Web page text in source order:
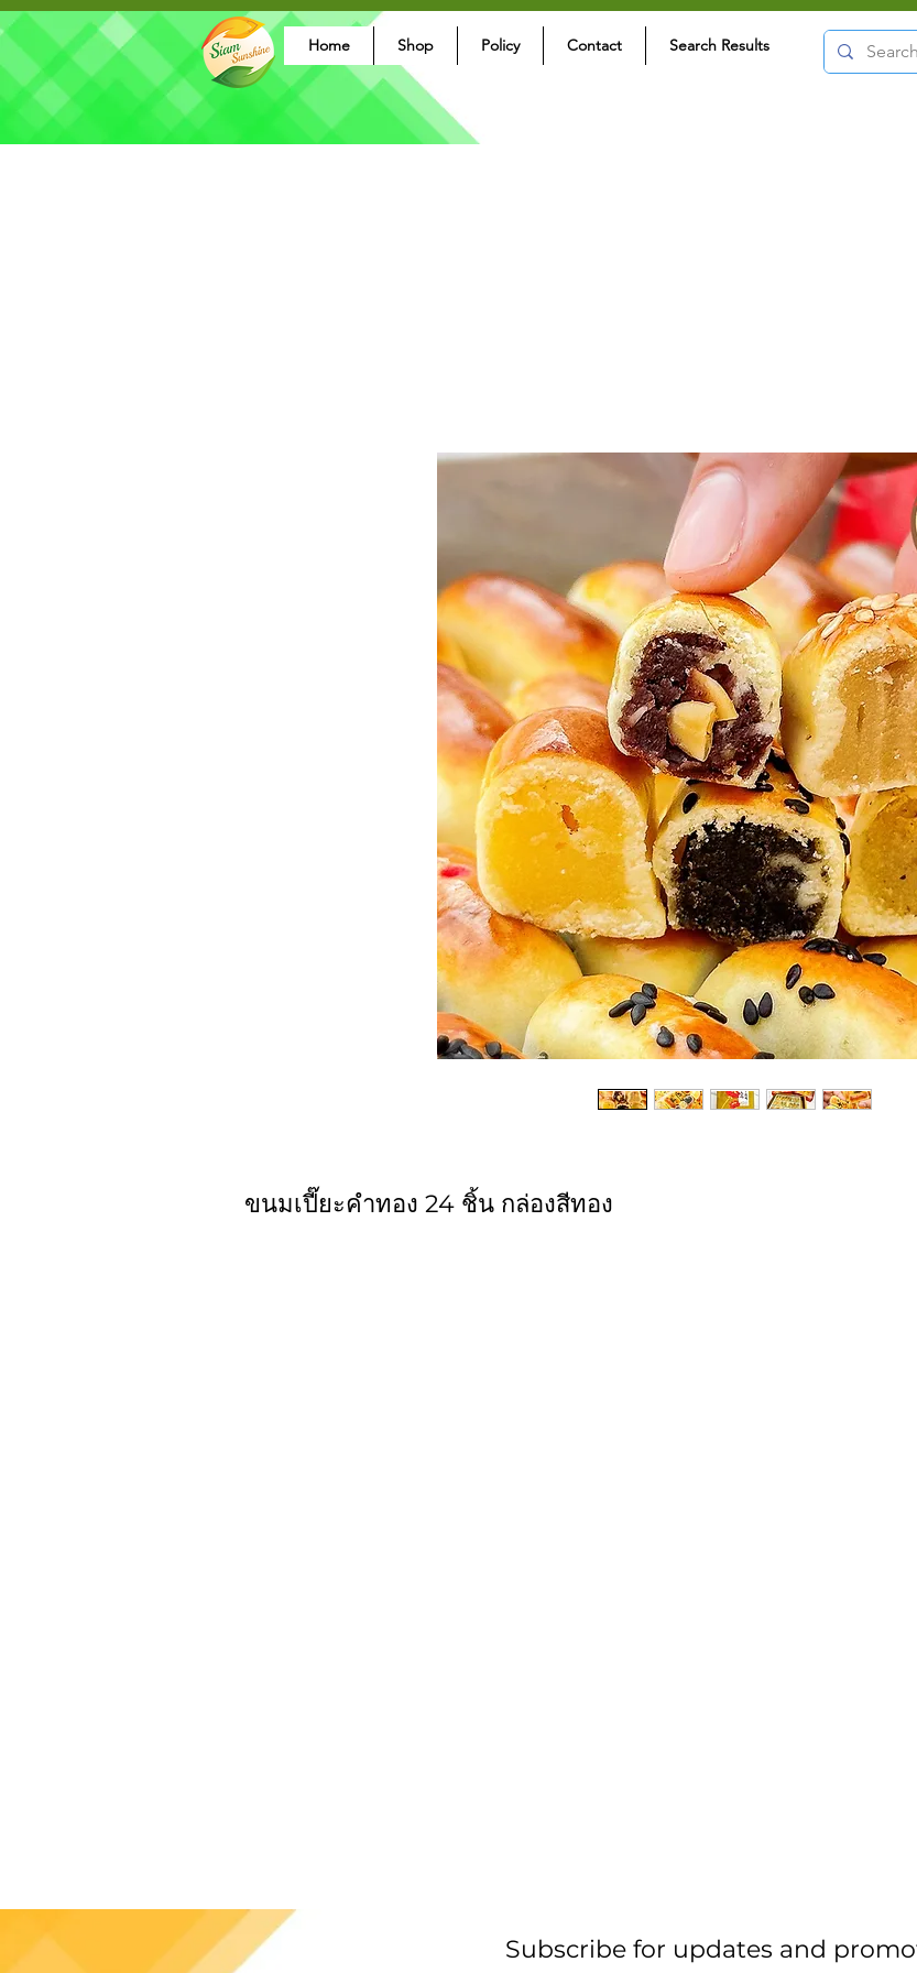
Home Shop Policy Contact Search Results
ขนมเปี๊ยะคำทอง 24 ชิ้น กล่องสีทอง
Subscribe for updates and